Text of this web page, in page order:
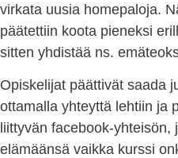
virkata uusia homepaloja.
päätettiin koota pieneksi
sitten yhdistää ns.
Opiskelijat päättivät saada
ottamalla yhteyttä lehtiin ja
liittyvän facebook-yhteisön,
elämäänsä vaikka kurssi